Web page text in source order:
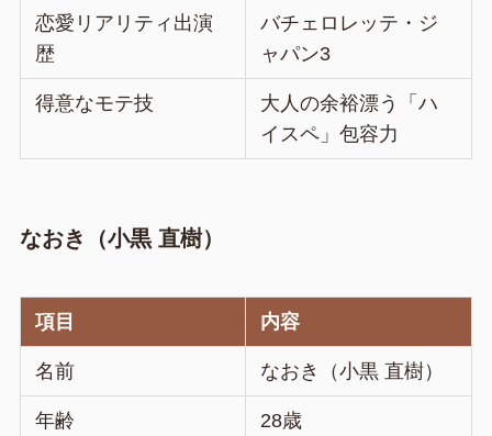
恋愛リアリティ出演
歴
バチェロレッテ・ジ
ャパン3
得意なモテ技
大人の余裕漂う「ハ
イスペ」包容力
なおき（小黒 直樹）
項目 内容
名前 なおき（小黒 直樹）
年齢 28歳